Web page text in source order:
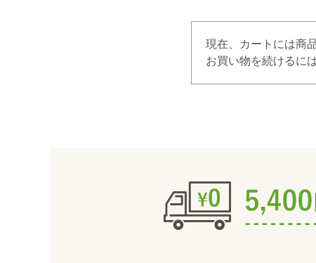
現在、カートには商
お買い物を続けるに